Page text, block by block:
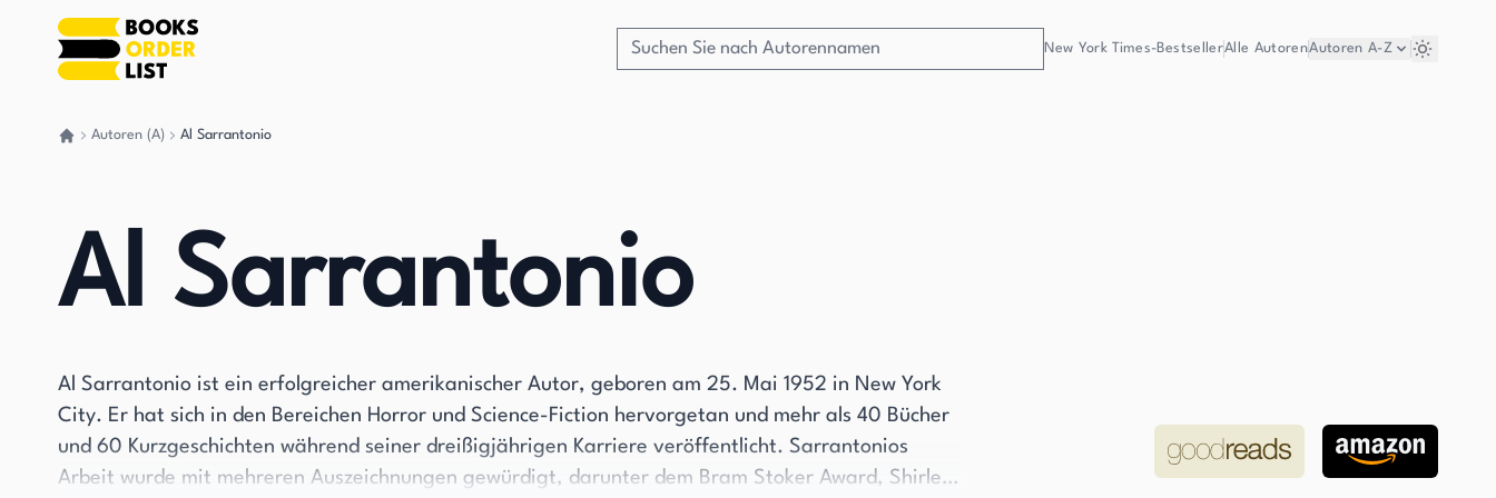
New York Times-BestsellerAlle AutorenAutoren A-Z
Autoren (A) Al Sarrantonio
Al Sarrantonio
Al Sarrantonio ist ein erfolgreicher amerikanischer Autor, geboren am 25. Mai 1952 in New York
City. Er hat sich in den Bereichen Horror und Science-Fiction hervorgetan und mehr als 40 Bücher
und 60 Kurzgeschichten während seiner dreißigjährigen Karriere veröffentlicht. Sarrantonios
Arbeit wurde mit mehreren Auszeichnungen gewürdigt, darunter dem Bram Stoker Award, Shirley